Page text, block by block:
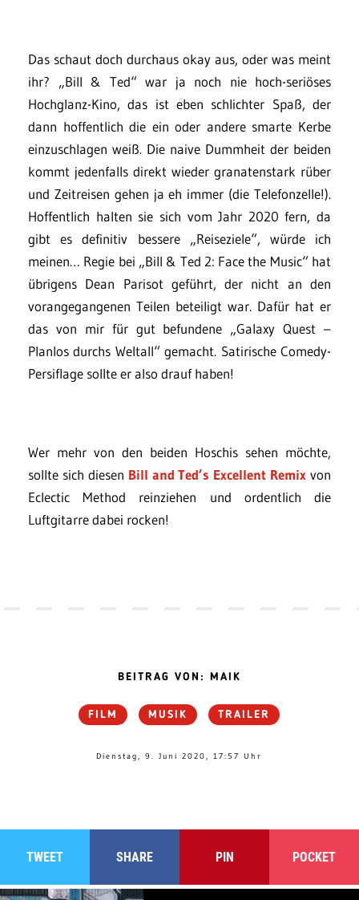
Das schaut doch durchaus okay aus, oder was meint
ihr? „Bill & Ted“ war ja noch nie hoch-seriöses
Hochglanz-Kino, das ist eben schlichter Spaß, der
dann hoffentlich die ein oder andere smarte Kerbe
einzuschlagen weiß. Die naive Dummheit der beiden
kommt jedenfalls direkt wieder granatenstark rüber
und Zeitreisen gehen ja eh immer (die Telefonzelle!).
Hoffentlich halten sie sich vom Jahr 2020 fern, da
gibt es definitiv bessere „Reiseziele“, würde ich
meinen… Regie bei „Bill & Ted 2: Face the Music“ hat
übrigens Dean Parisot geführt, der nicht an den
vorangegangenen Teilen beteiligt war. Dafür hat er
das von mir für gut befundene „Galaxy Quest –
Planlos durchs Weltall“ gemacht. Satirische Comedy-
Persiflage sollte er also drauf haben!
Wer mehr von den beiden Hoschis sehen möchte,
sollte sich diesen Bill and Ted’s Excellent Remix von
Eclectic Method reinziehen und ordentlich die
Luftgitarre dabei rocken!
BEITRAG VON: MAIK
FILM MUSIK TRAILER
Dienstag, 9. Juni 2020, 17:57 Uhr
TWEET SHARE PIN POCKET